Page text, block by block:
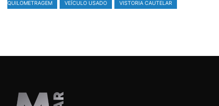
QUILOMETRAGEM
VEÍCULO USADO VISTORIA CAUTELAR